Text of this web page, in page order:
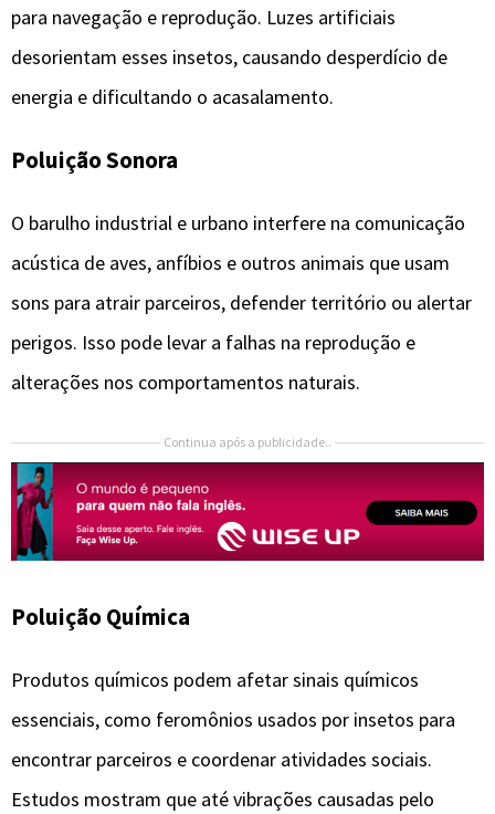
para navegação e reprodução. Luzes artificiais
desorientam esses insetos, causando desperdício de
energia e dificultando o acasalamento.
Poluição Sonora
O barulho industrial e urbano interfere na comunicação
acústica de aves, anfíbios e outros animais que usam
sons para atrair parceiros, defender território ou alertar
perigos. Isso pode levar a falhas na reprodução e
alterações nos comportamentos naturais.
Continua após a publicidade..
Poluição Química
Produtos químicos podem afetar sinais químicos
essenciais, como feromônios usados por insetos para
encontrar parceiros e coordenar atividades sociais.
Estudos mostram que até vibrações causadas pelo